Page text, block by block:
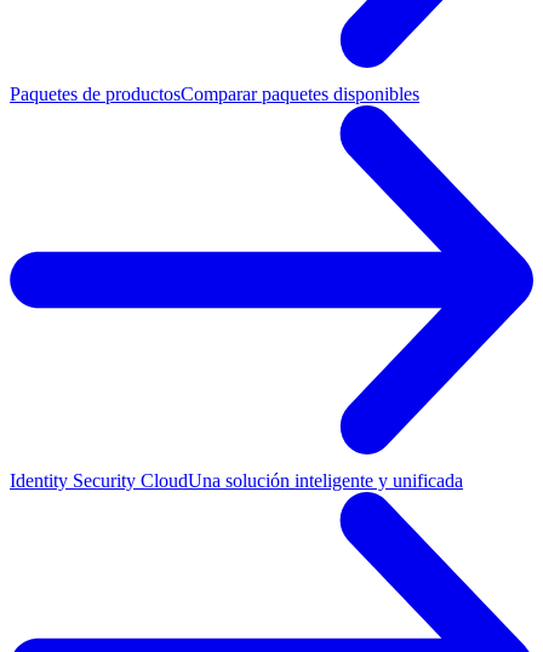
Paquetes de productosComparar paquetes disponibles
Identity Security CloudUna solución inteligente y unificada